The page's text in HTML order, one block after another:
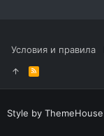
Условия и правила
R
S
S
Style by ThemeHouse